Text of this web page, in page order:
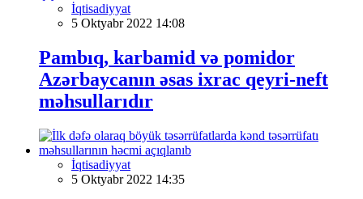
İqtisadiyyat
5 Oktyabr 2022 14:08
Pambıq, karbamid və pomidor
Azərbaycanın əsas ixrac qeyri-neft
məhsullarıdır
İqtisadiyyat
5 Oktyabr 2022 14:35